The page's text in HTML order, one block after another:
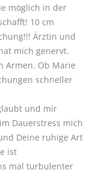
möglich in der
10 cm
Ärztin und
mich genervt.
Armen. Ob Marie
schneller
und mir
Dauerstress mich
Deine ruhige Art
ist
mal turbulenter